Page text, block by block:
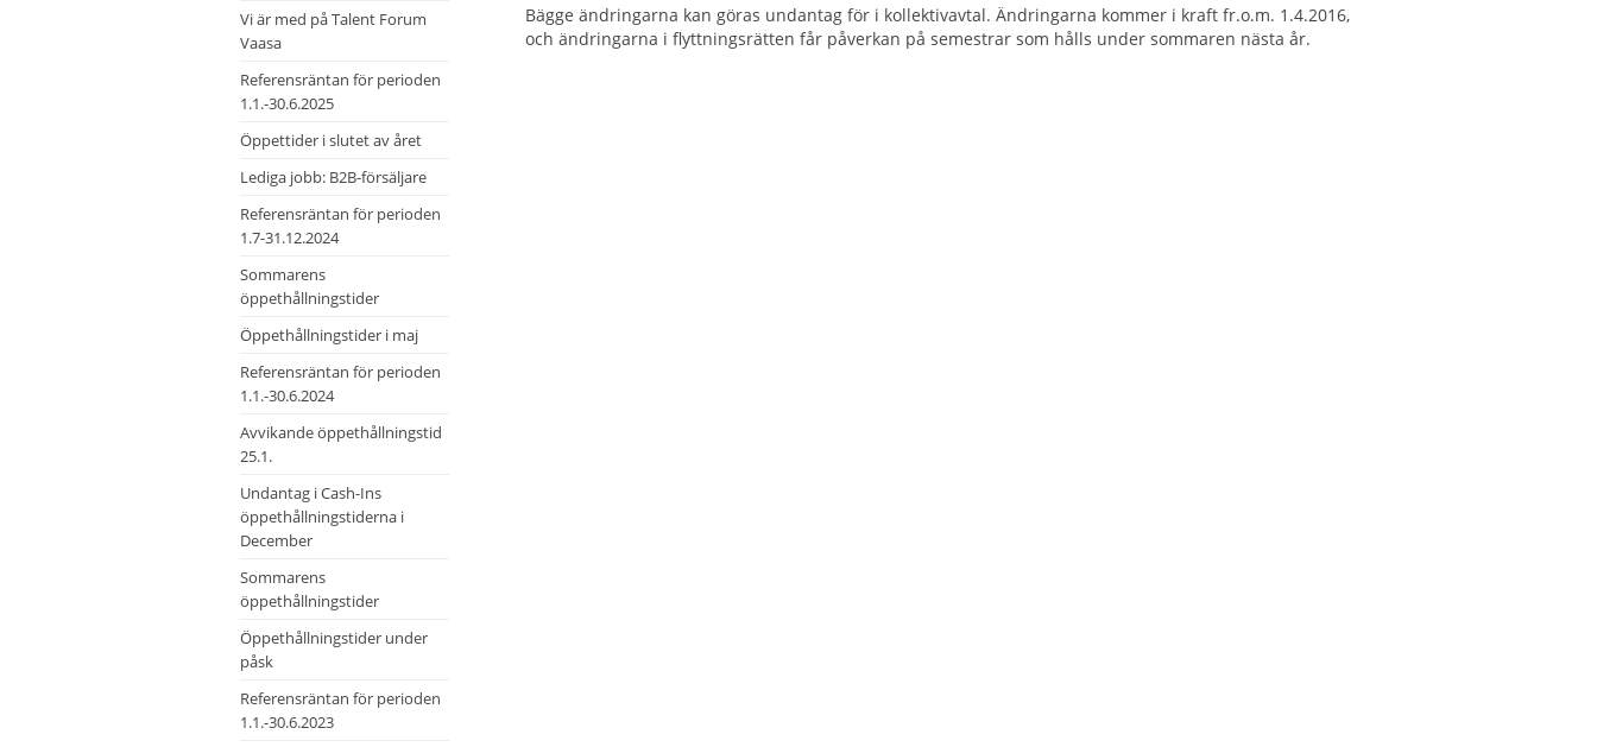
Vi är med på Talent Forum
Vaasa
Referensräntan för perioden
1.1.-30.6.2025
Öppettider i slutet av året
Lediga jobb: B2B-försäljare
Referensräntan för perioden
1.7-31.12.2024
Sommarens
öppethållningstider
Öppethållningstider i maj
Referensräntan för perioden
1.1.-30.6.2024
Avvikande öppethållningstid
25.1.
Undantag i Cash-Ins
öppethållningstiderna i
December
Sommarens
öppethållningstider
Öppethållningstider under
påsk
Referensräntan för perioden
1.1.-30.6.2023
Bägge ändringarna kan göras undantag för i kollektivavtal. Ändringarna kommer i kraft fr.o.m. 1.4.2016,
och ändringarna i flyttningsrätten får påverkan på semestrar som hålls under sommaren nästa år.